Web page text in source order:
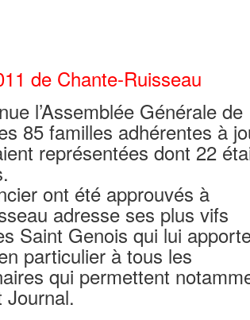
de Chante-Ruisseau
l’Assemblée Générale de
85 familles adhérentes à
représentées dont 22
ont été approuvés à
adresse ses plus vifs
Saint Genois qui lui
particulier à tous les
qui permettent
Journal.